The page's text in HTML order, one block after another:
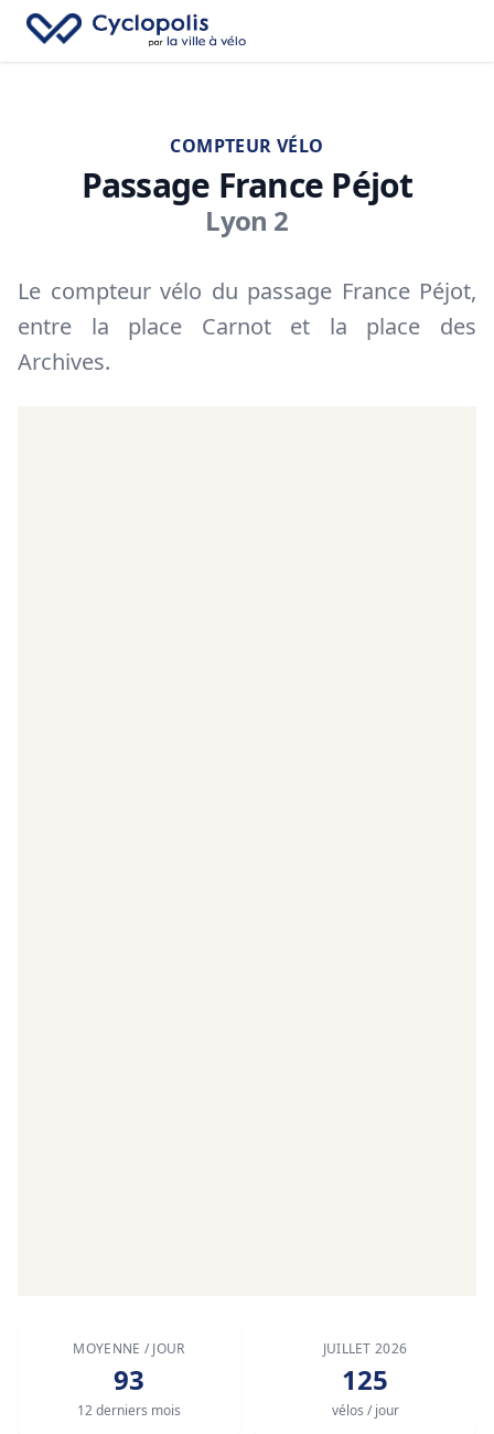
→
Cyclopolis
COMPTEUR VÉLO
Passage France Péjot
Lyon 2
Le compteur vélo du passage France Péjot,
entre la place Carnot et la place des
Archives.
MOYENNE / JOUR
93
12 derniers mois
JUILLET 2026
125
vélos / jour